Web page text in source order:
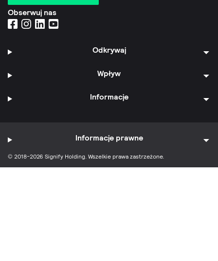
Obserwuj nas
Odkrywaj
Wpływ
Informacje
© 2018-2026 Signify Holding. Wszelkie prawa zastrzeżone.
Informacje prawne